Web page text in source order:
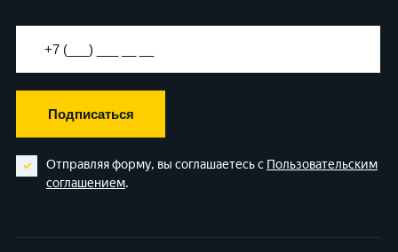
Подписаться
Отправляя форму, вы соглашаетесь с Пользовательским
соглашением.